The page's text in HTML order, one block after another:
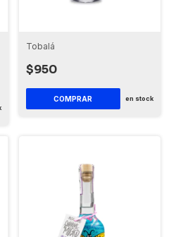
Tobalá
$950
COMPRAR en stock